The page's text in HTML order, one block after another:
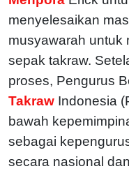
menyelesaikan
musyawarah untuk
sepak takraw.
proses, Pengurus
Takraw Indonesia
bawah
sebagai
secara nasional